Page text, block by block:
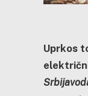
Uprkos